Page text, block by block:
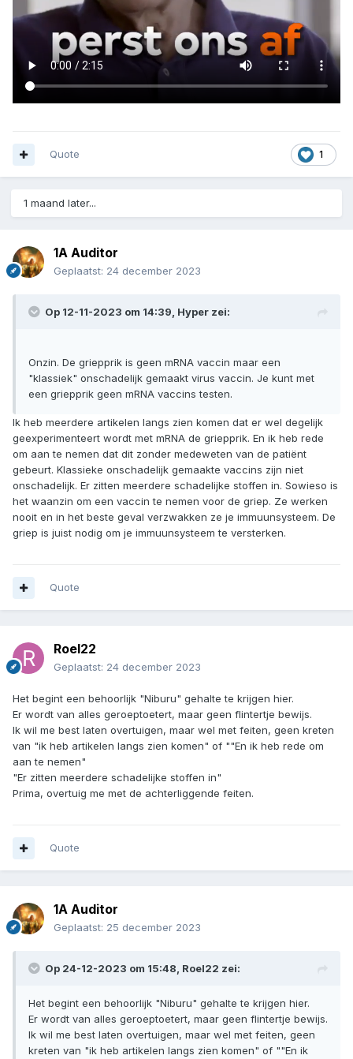
1
Quote
1 maand later...
1A Auditor
Geplaatst: 24 december 2023
Op 12-11-2023 om 14:39, Hyper zei:
Onzin. De griepprik is geen mRNA vaccin maar een
"klassiek" onschadelijk gemaakt virus vaccin. Je kunt met
een griepprik geen mRNA vaccins testen.
Ik heb meerdere artikelen langs zien komen dat er wel degelijk
geexperimenteert wordt met mRNA de griepprik. En ik heb rede
om aan te nemen dat dit zonder medeweten van de patiënt
gebeurt. Klassieke onschadelijk gemaakte vaccins zijn niet
onschadelijk. Er zitten meerdere schadelijke stoffen in. Sowieso is
het waanzin om een vaccin te nemen voor de griep. Ze werken
nooit en in het beste geval verzwakken ze je immuunsysteem. De
griep is juist nodig om je immuunsysteem te versterken.
Quote
Roel22
Geplaatst: 24 december 2023
Het begint een behoorlijk "Niburu" gehalte te krijgen hier.
Er wordt van alles geroeptoetert, maar geen flintertje bewijs.
Ik wil me best laten overtuigen, maar wel met feiten, geen kreten
van "ik heb artikelen langs zien komen" of ""En ik heb rede om
aan te nemen"
"Er zitten meerdere schadelijke stoffen in"
Prima, overtuig me met de achterliggende feiten.
Quote
1A Auditor
Geplaatst: 25 december 2023
Op 24-12-2023 om 15:48, Roel22 zei:
Het begint een behoorlijk "Niburu" gehalte te krijgen hier.
Er wordt van alles geroeptoetert, maar geen flintertje bewijs.
Ik wil me best laten overtuigen, maar wel met feiten, geen
kreten van "ik heb artikelen langs zien komen" of ""En ik